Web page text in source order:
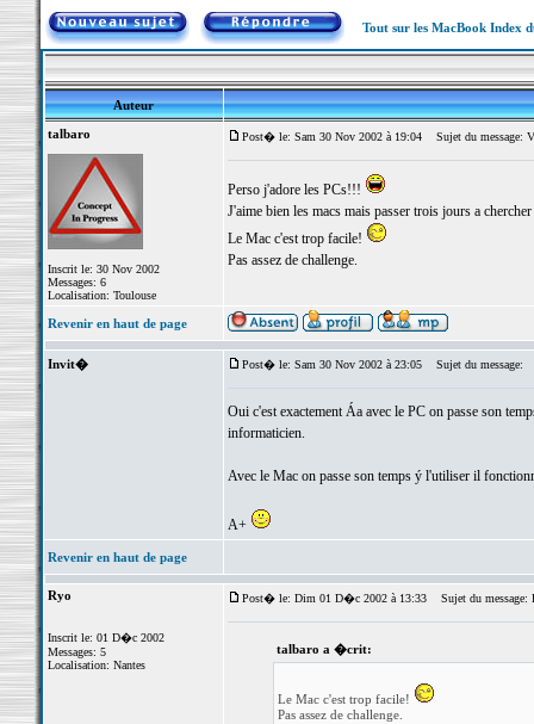
Tout sur les MacBook Index
Auteur
talbaro
Inscrit le: 30 Nov 2002
Messages: 6
Localisation: Toulouse
Post� le: Sam 30 Nov 2002 à 19:04 Sujet du message:
Perso j'adore les PCs!!!
J'aime bien les macs mais passer trois jours a
Le Mac c'est trop facile!
Pas assez de challenge.
Revenir en haut de page
Invit� Post� le: Sam 30 Nov 2002 à 23:05 Sujet du message:
Oui c'est exactement Áa avec le PC on passe son
informaticien.
Avec le Mac on passe son temps ý l'utiliser il
A+
Revenir en haut de page
Ryo
Inscrit le: 01 D�c 2002
Messages: 5
Localisation: Nantes
Post� le: Dim 01 D�c 2002 à 13:33 Sujet du message:
talbaro a �crit:
Le Mac c'est trop facile!
Pas assez de challenge.